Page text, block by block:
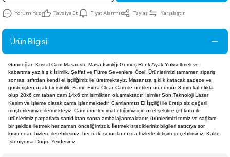
Yorum Yaz Tavsiye Et Fiyat Alarmı Paylaş Karşılaştır
Ürün Bilgisi
Gündoğan Kristal Cam Masaüstü Masa İsimliği Gümüş Renk Ayak Yükseltmeli ve
kabartma yazılı şık İsimlik. Şeffaf ve Füme Sevenlere Özel. Ürünlerimizi tamamen sipariş
sonrası sıfırdan kendi el işçiliğimiz ile üretmekteyiz. Masanıza şıklık katacak sadece ve
gösterişten uzak bir isimlik. Füme Extra Clear Cam ile üretilen ürünümüz 8 mm kalınlıkta
olup 28x6 cm taban cam 14x6 cm isimlikten oluşmaktadır. İsimler Son Teknoloji Lazer
Kesim ve işleme olarak cama işlenmektedir. Camlarımızı El İşçiliği ile üretip siz değerli
müşterilerimize iletmekteyiz. Cam ürünleri imal ettiğimiz için özel şekilde çift kutu ile
ürünlerimiz patpatlara sarıldıktan sonra ambalajlanmaktadır, ürünlerimizi temiz ve sağlam
bir şekilde iletmek her zaman önceliğimizdir. İletmek istedikleriniz bilgileri satıcıya sor
kısmından bizlere iletebilirsiniz. her türlü sorunlarınızda bizlerle iletişim geçebilirsiniz. Kalite
İsteniyorsa Doğru Yerdesiniz.